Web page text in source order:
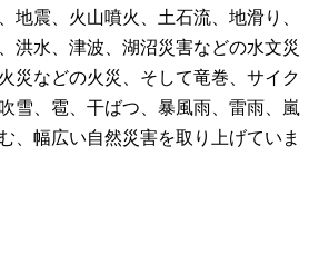
地震、火山噴火、土石流、地滑り、
洪水、津波、湖沼災害などの水文災
災などの火災、そして竜巻、サイク
雪、雹、干ばつ、暴風雨、雷雨、嵐
、幅広い自然災害を取り上げていま